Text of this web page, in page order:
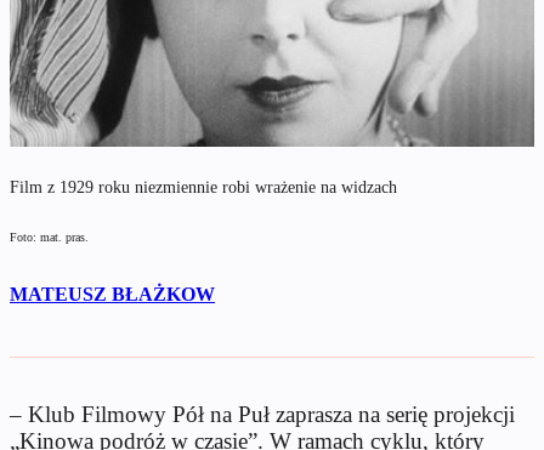
Film z 1929 roku niezmiennie robi wrażenie na widzach
Foto: mat. pras.
MATEUSZ BŁAŻKOW
– Klub Filmowy Pół na Puł zaprasza na serię projekcji
„Kinowa podróż w czasie”. W ramach cyklu, który